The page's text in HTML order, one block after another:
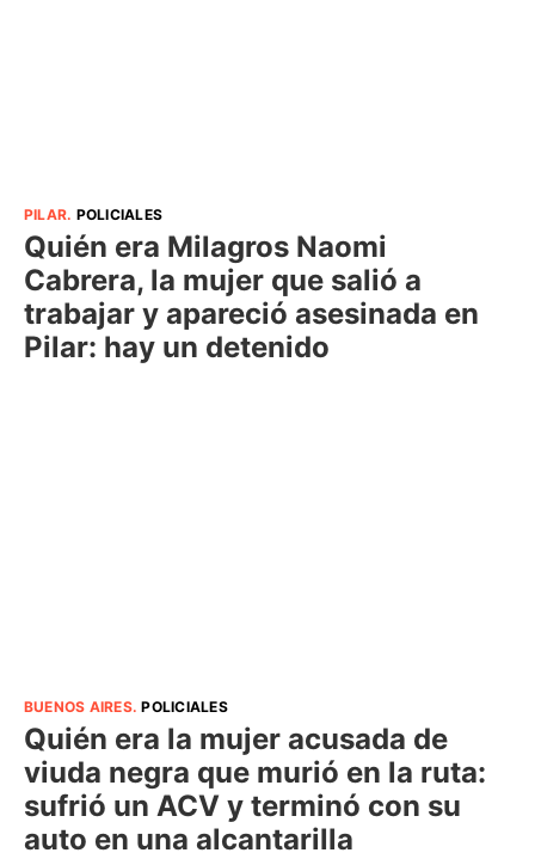
PILAR. POLICIALES
Quién era Milagros Naomi
Cabrera, la mujer que salió a
trabajar y apareció asesinada en
Pilar: hay un detenido
BUENOS AIRES.POLICIALES
Quién era la mujer acusada de
viuda negra que murió en la ruta:
sufrió un ACV y terminó con su
auto en una alcantarilla